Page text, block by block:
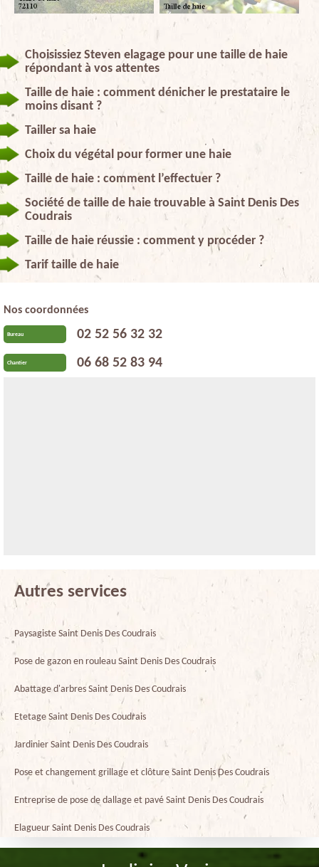
Choisissiez Steven elagage pour une taille de haie
répondant à vos attentes
Taille de haie : comment dénicher le prestataire le
moins disant ?
Tailler sa haie
Choix du végétal pour former une haie
Taille de haie : comment l’effectuer ?
Société de taille de haie trouvable à Saint Denis Des
Coudrais
Taille de haie réussie : comment y procéder ?
Tarif taille de haie
Nos coordonnées
Bureau 02 52 56 32 32
Chantier 06 68 52 83 94
Autres services
Paysagiste Saint Denis Des Coudrais
Pose de gazon en rouleau Saint Denis Des Coudrais
Abattage d'arbres Saint Denis Des Coudrais
Etetage Saint Denis Des Coudrais
Jardinier Saint Denis Des Coudrais
Pose et changement grillage et clôture Saint Denis Des Coudrais
Entreprise de pose de dallage et pavé Saint Denis Des Coudrais
Elagueur Saint Denis Des Coudrais